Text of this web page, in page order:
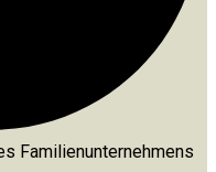
Familienunternehmens